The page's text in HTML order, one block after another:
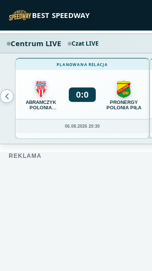
BEST SPEEDWAY
Centrum LIVE Czat LIVE
PLANOWANA RELACJA
ABRAMCZYK
POLONIA
0:0
PRONERGY
POLONIA PIŁA
06.08.2026 20:30
REKLAMA